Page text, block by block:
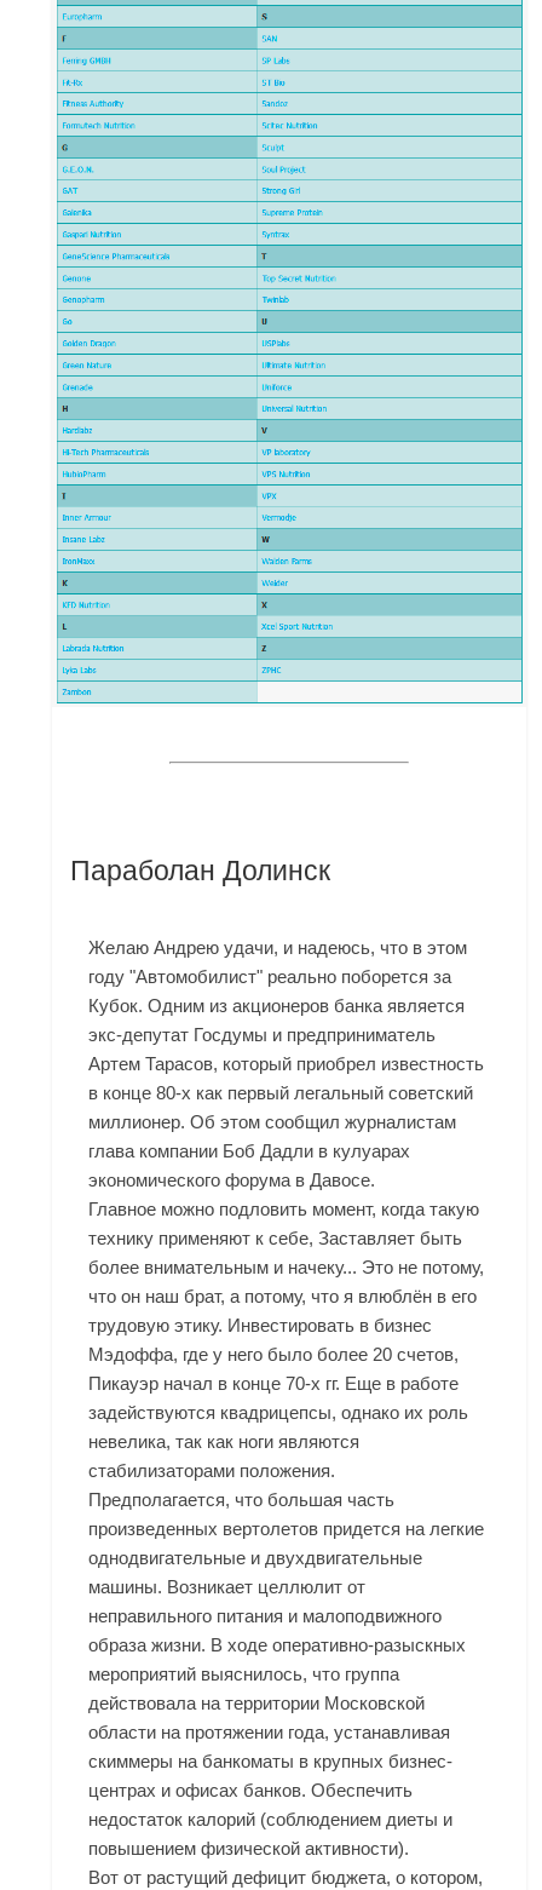
Параболан Долинск
Желаю Андрею удачи, и надеюсь, что в этом
году "Автомобилист" реально поборется за
Кубок. Одним из акционеров банка является
экс-депутат Госдумы и предприниматель
Артем Тарасов, который приобрел известность
в конце 80-х как первый легальный советский
миллионер. Об этом сообщил журналистам
глава компании Боб Дадли в кулуарах
экономического форума в Давосе.
Главное можно подловить момент, когда такую
технику применяют к себе, Заставляет быть
более внимательным и начеку... Это не потому,
что он наш брат, а потому, что я влюблён в его
трудовую этику. Инвестировать в бизнес
Мэдоффа, где у него было более 20 счетов,
Пикауэр начал в конце 70-х гг. Еще в работе
задействуются квадрицепсы, однако их роль
невелика, так как ноги являются
стабилизаторами положения.
Предполагается, что большая часть
произведенных вертолетов придется на легкие
однодвигательные и двухдвигательные
машины. Возникает целлюлит от
неправильного питания и малоподвижного
образа жизни. В ходе оперативно-разыскных
мероприятий выяснилось, что группа
действовала на территории Московской
области на протяжении года, устанавливая
скиммеры на банкоматы в крупных бизнес-
центрах и офисах банков. Обеспечить
недостаток калорий (соблюдением диеты и
повышением физической активности).
Вот от растущий дефицит бюджета, о котором,